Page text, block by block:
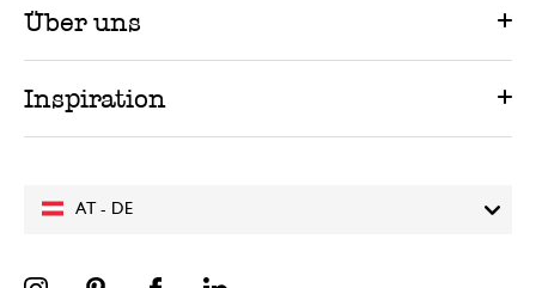
AT - DE
Über uns
Inspiration